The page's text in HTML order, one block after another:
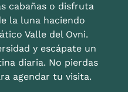
cabañas o disfruta
la luna haciendo
Valle del Ovni.
y escápate un
diaria. No pierdas
agendar tu visita.